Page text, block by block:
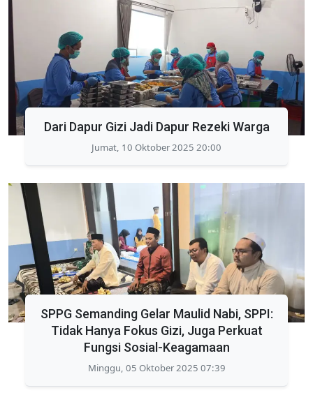
Dari Dapur Gizi Jadi Dapur Rezeki Warga
Jumat, 10 Oktober 2025 20:00
SPPG Semanding Gelar Maulid Nabi, SPPI:
Tidak Hanya Fokus Gizi, Juga Perkuat
Fungsi Sosial-Keagamaan
Minggu, 05 Oktober 2025 07:39